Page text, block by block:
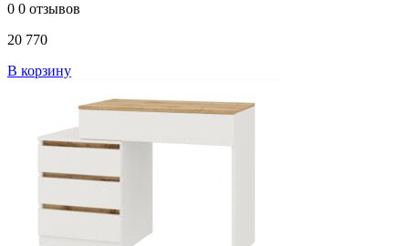
0 0 отзывов
20 770
В корзину